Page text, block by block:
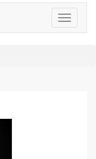
Toggle
navigation